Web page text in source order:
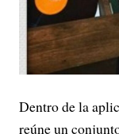
Dentro de la
reúne un